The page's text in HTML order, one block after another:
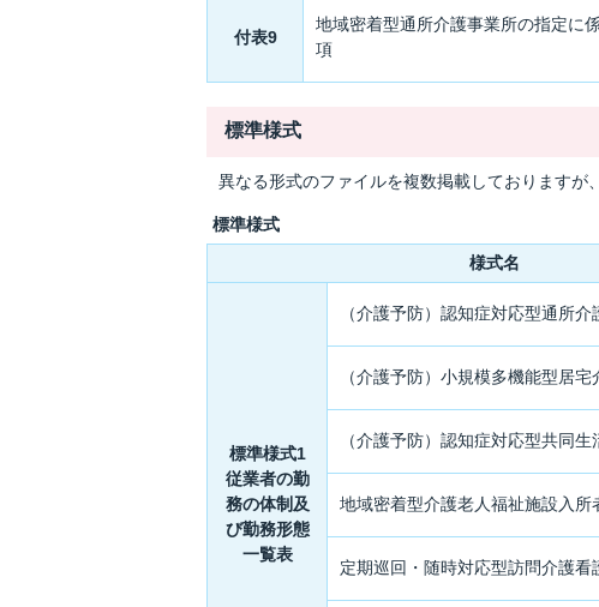
付表9
地域密着型通所介護事業所の指定に
項
標準様式
異なる形式のファイルを複数掲載しておりますが
標準様式
様式名
標準様式1
従業者の勤
務の体制及
び勤務形態
一覧表
（介護予防）認知症対応型通所介
（介護予防）小規模多機能型居宅
（介護予防）認知症対応型共同生
地域密着型介護老人福祉施設入所
定期巡回・随時対応型訪問介護看